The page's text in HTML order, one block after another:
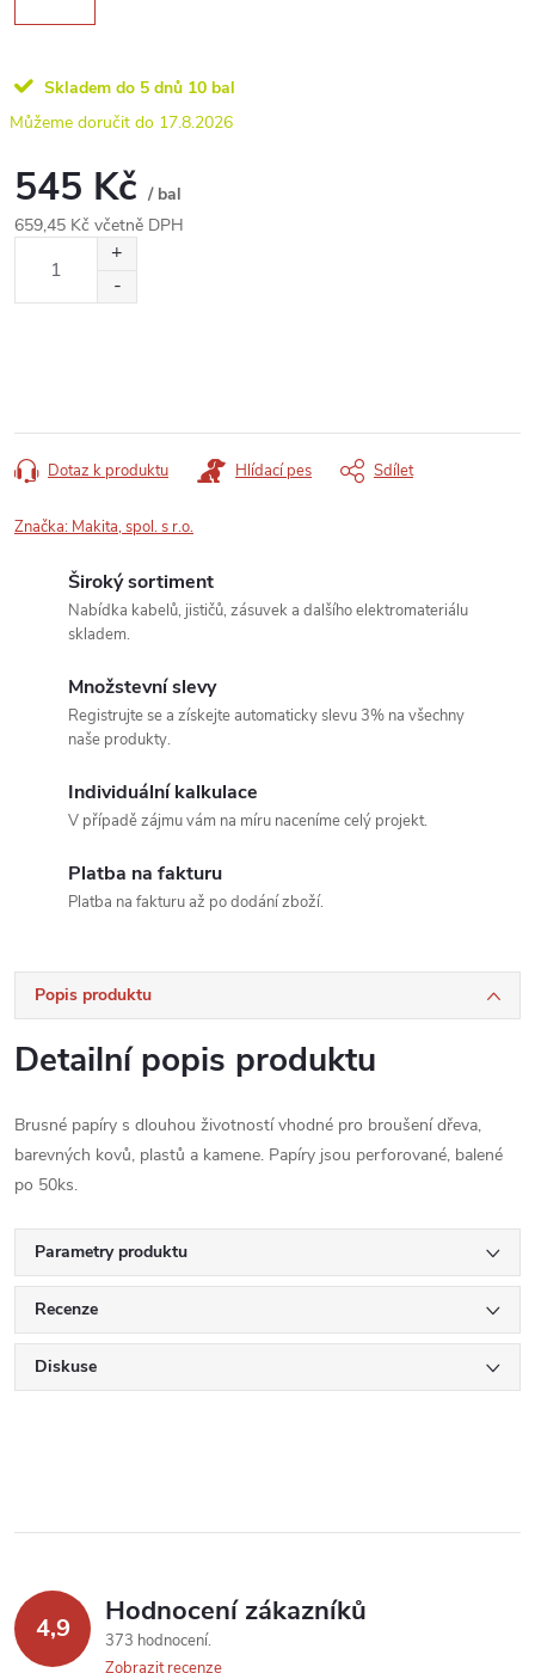
Skladem do 5 dnů 10 bal
17.8.2026
545 Kč / bal
659,45 Kč včetně DPH
Dotaz k produktu Hlídací pes Sdílet
Značka: Makita, spol. s r.o.
Široký sortiment
Nabídka kabelů, jističů, zásuvek a dalšího elektromateriálu
skladem.
Množstevní slevy
Registrujte se a získejte automaticky slevu 3% na všechny
naše produkty.
Individuální kalkulace
V případě zájmu vám na míru naceníme celý projekt.
Platba na fakturu
Platba na fakturu až po dodání zboží.
Popis produktu
Detailní popis produktu
Brusné papíry s dlouhou životností vhodné pro broušení dřeva,
barevných kovů, plastů a kamene. Papíry jsou perforované, balené
po 50ks.
Parametry produktu
Recenze
Diskuse
4,9 Hodnocení zákazníků
373 hodnocení
Zobrazit recenze